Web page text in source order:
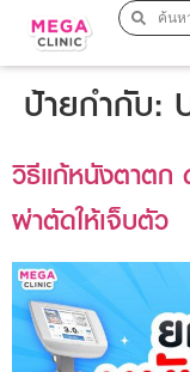
ป้ายกำกับ:
วิธีแก้หนังตาตก
ผ่าตัดให้เจ็บตัว